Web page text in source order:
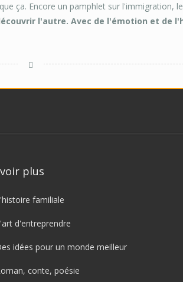
ça. Encore un pamphlet sur l'immigration,
l'autre. Avec de l'émotion et de
plus
familiale
d'entreprendre
idées pour un monde meilleur
conte, poésie